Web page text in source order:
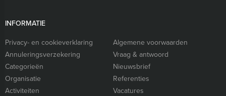
INFORMATIE
Privacy- en cookieverklaring
Algemene voorwaarden
Annuleringsverzekering
Vraag & antwoord
Categorieën
Nieuwsbrief
Organisatie
Referenties
Activiteiten
Vacatures